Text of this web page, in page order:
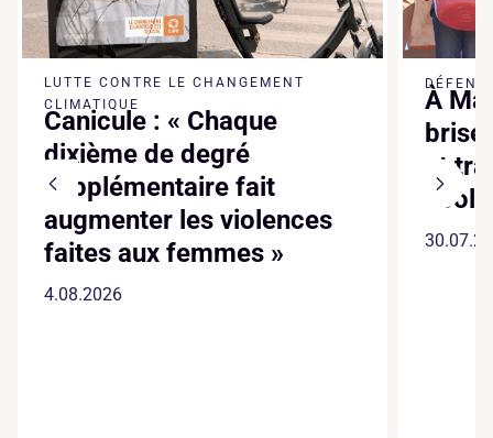
LUTTE CONTRE LE CHANGEMENT
CLIMATIQUE
Canicule : « Chaque
dixième de degré
supplémentaire fait
augmenter les violences
faites aux femmes »
4.08.2026
À
et